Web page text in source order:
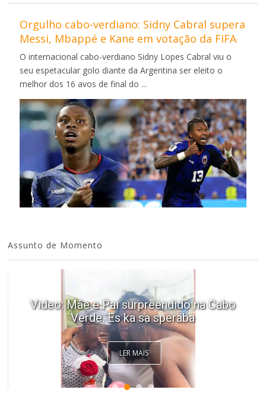
Orgulho cabo-verdiano: Sidny Cabral supera
Messi, Mbappé e Kane em votação da FIFA
O internacional cabo-verdiano Sidny Lopes Cabral viu o
seu espetacular golo diante da Argentina ser eleito o
melhor dos 16 avos de final do ...
Assunto de Momento
Video: Mãe e Pai surpreendido na Cabo
Verde. Es ka sa speraba
LER MAIS